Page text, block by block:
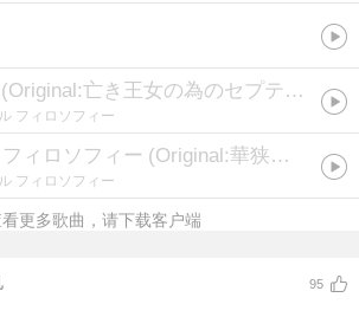
(Original:亡き王女の為のセプテット )
フィロソフィー
ィロソフィー (Original:華狭間のバトルフィールド
フィロソフィー
更多歌曲，请下载客户端
95